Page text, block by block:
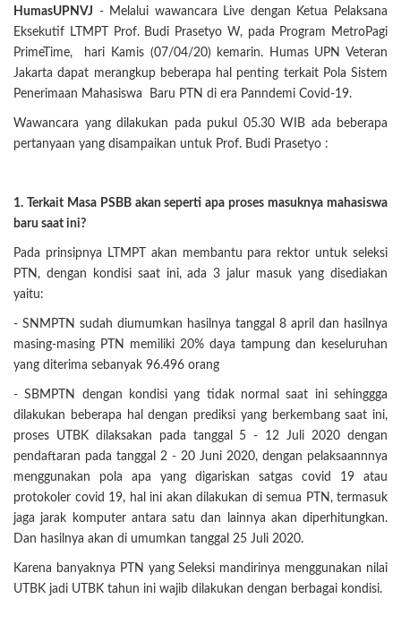
HumasUPNVJ - Melalui wawancara Live dengan Ketua Pelaksana
Eksekutif LTMPT Prof. Budi Prasetyo W, pada Program MetroPagi
PrimeTime, hari Kamis (07/04/20) kemarin. Humas UPN Veteran
Jakarta dapat merangkup beberapa hal penting terkait Pola Sistem
Penerimaan Mahasiswa Baru PTN di era Panndemi Covid-19.
Wawancara yang dilakukan pada pukul 05.30 WIB ada beberapa
pertanyaan yang disampaikan untuk Prof. Budi Prasetyo :
1. Terkait Masa PSBB akan seperti apa proses masuknya mahasiswa
baru saat ini?
Pada prinsipnya LTMPT akan membantu para rektor untuk seleksi
PTN, dengan kondisi saat ini, ada 3 jalur masuk yang disediakan
yaitu:
- SNMPTN sudah diumumkan hasilnya tanggal 8 april dan hasilnya
masing-masing PTN memiliki 20% daya tampung dan keseluruhan
yang diterima sebanyak 96.496 orang
- SBMPTN dengan kondisi yang tidak normal saat ini sehinggga
dilakukan beberapa hal dengan prediksi yang berkembang saat ini,
proses UTBK dilaksakan pada tanggal 5 - 12 Juli 2020 dengan
pendaftaran pada tanggal 2 - 20 Juni 2020, dengan pelaksaannnya
menggunakan pola apa yang digariskan satgas covid 19 atau
protokoler covid 19, hal ini akan dilakukan di semua PTN, termasuk
jaga jarak komputer antara satu dan lainnya akan diperhitungkan.
Dan hasilnya akan di umumkan tanggal 25 Juli 2020.
Karena banyaknya PTN yang Seleksi mandirinya menggunakan nilai
UTBK jadi UTBK tahun ini wajib dilakukan dengan berbagai kondisi.